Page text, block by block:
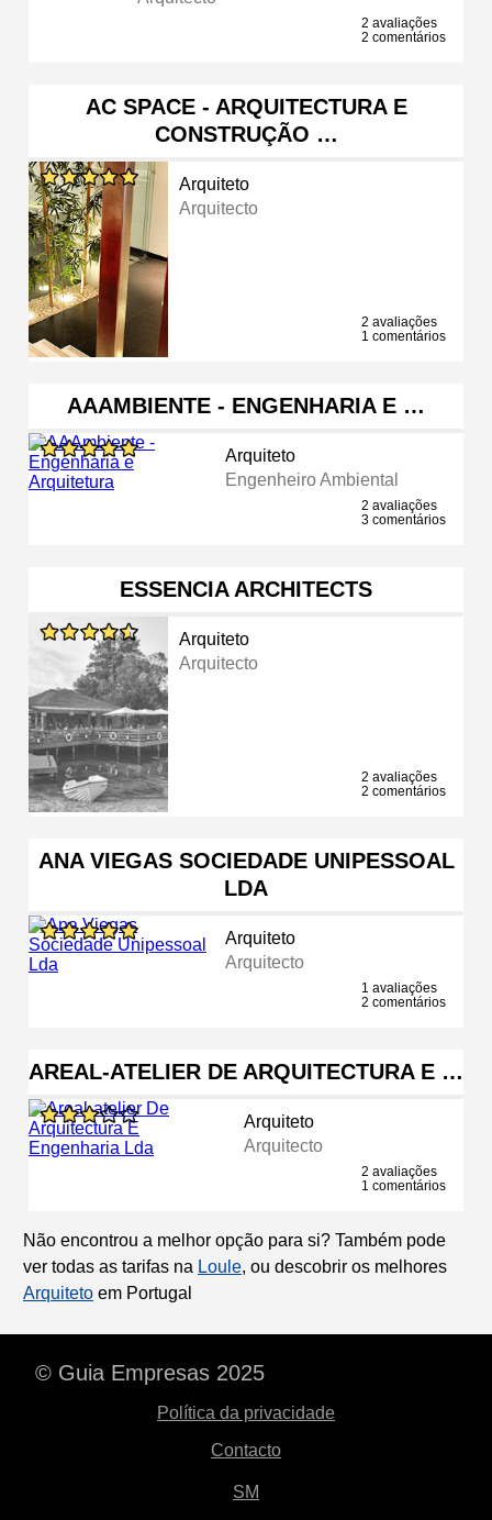
2 avaliações
2 comentários
AC SPACE - ARQUITECTURA E
CONSTRUÇÃO …
Arquiteto
Arquitecto
2 avaliações
1 comentários
AAAMBIENTE - ENGENHARIA E …
Arquiteto
Engenheiro Ambiental
2 avaliações
3 comentários
ESSENCIA ARCHITECTS
Arquiteto
Arquitecto
2 avaliações
2 comentários
ANA VIEGAS SOCIEDADE UNIPESSOAL
LDA
Arquiteto
Arquitecto
1 avaliações
2 comentários
AREAL-ATELIER DE ARQUITECTURA E …
Arquiteto
Arquitecto
2 avaliações
1 comentários
Não encontrou a melhor opção para si? Também pode
ver todas as tarifas na Loule, ou descobrir os melhores
Arquiteto em Portugal
© Guia Empresas 2025
Política da privacidade
Contacto
SM